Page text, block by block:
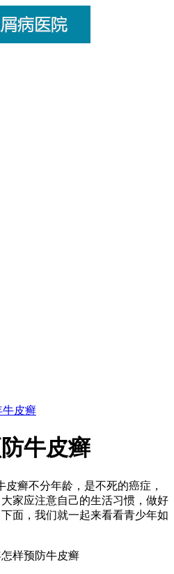
牛皮癣
牛皮癣
癣不分年龄，是不死的癌症，
家应注意自己的生活习惯，做好
面，我们就一起来看看青少年如